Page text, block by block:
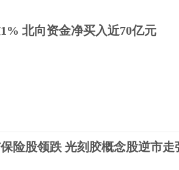
北向资金净买入近70亿元
险股领跌 光刻胶概念股逆市走